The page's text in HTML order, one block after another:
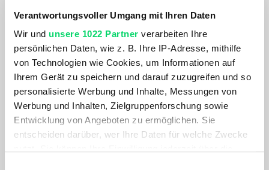
Verantwortungsvoller Umgang mit Ihren Daten
Wir und unsere 1022 Partner verarbeiten Ihre
persönlichen Daten, wie z. B. Ihre IP-Adresse, mithilfe
von Technologien wie Cookies, um Informationen auf
Ihrem Gerät zu speichern und darauf zuzugreifen und so
personalisierte Werbung und Inhalte, Messungen von
Werbung und Inhalten, Zielgruppenforschung sowie
Entwicklung von Angeboten zu ermöglichen. Sie
entscheiden darüber, wer Ihre Daten für welche Zwecke
Zusammensetzung, die vorgeschliffen und direkt
einsatzbereit ist. Ohne den Aufwand, die Bremsbeläge für
die Nutzung an deinem Fahrrad vorzubereiten. Sie
erreichen ihre beste Bremsleistung bei trockenen
Bedingungen und sorgen für die beste Bremsperformance,
was sie ideal für den wettkampforientierten XC-Einsatz
macht. Einfache Installation dank der gebogenen
Unterseite.